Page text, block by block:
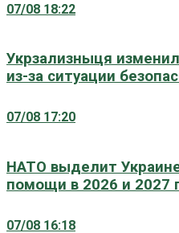
07/08 18:22
Укрзализныця
из-за ситуации
07/08 17:20
НАТО выделит
помощи в 2026 и 2027
07/08 16:18